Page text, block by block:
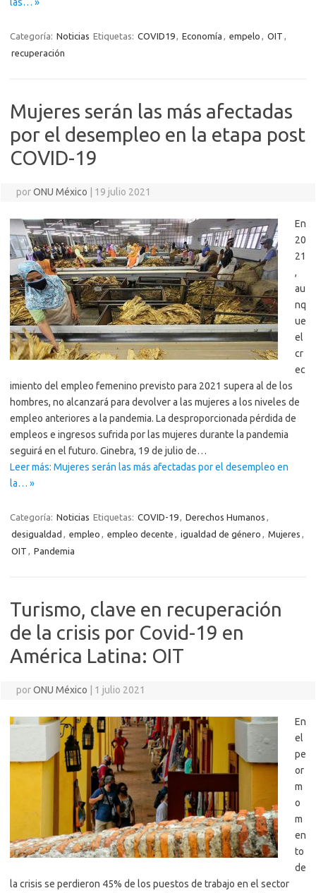
Categoría: Noticias Etiquetas: COVID19, Economía , empelo , OIT ,
recuperación
Mujeres serán las más afectadas
por el desempleo en la etapa post
COVID-19
porONU México 19 julio 2021
En
20
21
,
au
nq
ue
el
cr
ec
imiento del empleo femenino previsto para 2021 supera al de los
hombres, no alcanzará para devolver a las mujeres a los niveles de
empleo anteriores a la pandemia. La desproporcionada pérdida de
empleos e ingresos sufrida por las mujeres durante la pandemia
seguirá en el futuro. Ginebra, 19 de julio de…
Leer más: Mujeres serán las más afectadas por el desempleo en
la… »
Categoría: Noticias Etiquetas: COVID-19, Derechos Humanos ,
desigualdad , empleo , empleo decente , igualdad de género , Mujeres ,
OIT , Pandemia
Turismo, clave en recuperación
de la crisis por Covid-19 en
América Latina: OIT
porONU México 1 julio 2021
En
el
pe
or
m
o
m
en
to
de
la crisis se perdieron 45% de los puestos de trabajo en el sector